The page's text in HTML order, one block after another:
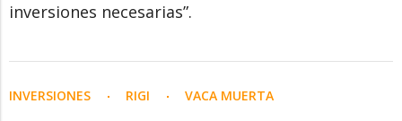
inversiones necesarias”.
INVERSIONES RIGI VACA MUERTA